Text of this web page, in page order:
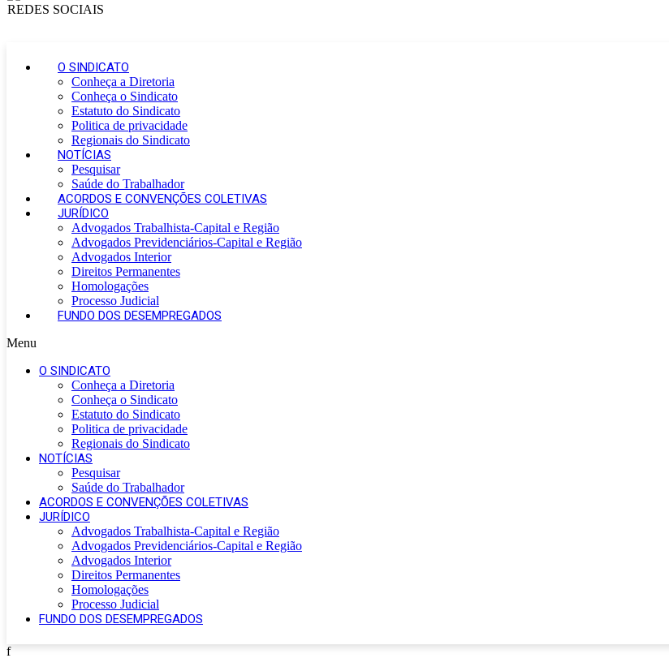
O SINDICATO
Conheça a Diretoria
Conheça o Sindicato
Estatuto do Sindicato
Politica de privacidade
Regionais do Sindicato
NOTÍCIAS
Pesquisar
Saúde do Trabalhador
ACORDOS E CONVENÇÕES COLETIVAS
JURÍDICO
Advogados Trabalhista-Capital e Região
Advogados Previdenciários-Capital e Região
Advogados Interior
Direitos Permanentes
Homologações
Processo Judicial
FUNDO DOS DESEMPREGADOS
Menu
O SINDICATO
Conheça a Diretoria
Conheça o Sindicato
Estatuto do Sindicato
Politica de privacidade
Regionais do Sindicato
NOTÍCIAS
Pesquisar
Saúde do Trabalhador
ACORDOS E CONVENÇÕES COLETIVAS
JURÍDICO
Advogados Trabalhista-Capital e Região
Advogados Previdenciários-Capital e Região
Advogados Interior
Direitos Permanentes
Homologações
Processo Judicial
FUNDO DOS DESEMPREGADOS
f